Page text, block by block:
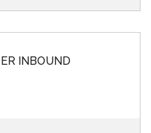
INBOUND